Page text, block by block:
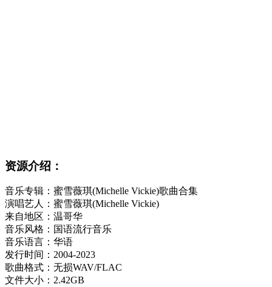
资源介绍：
音乐专辑：蜜雪薇琪(Michelle Vickie)歌曲合集
演唱艺人：蜜雪薇琪(Michelle Vickie)
来自地区：温哥华
音乐风格：国语流行音乐
音乐语言：华语
发行时间：2004-2023
歌曲格式：无损WAV/FLAC
文件大小：2.42GB